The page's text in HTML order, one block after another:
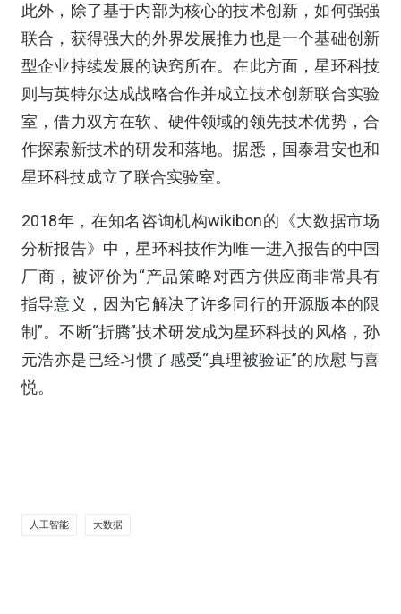
此外，除了基于内部为核心的技术创新，如何强强
联合，获得强大的外界发展推力也是一个基础创新
型企业持续发展的诀窍所在。在此方面，星环科技
则与英特尔达成战略合作并成立技术创新联合实验
室，借力双方在软、硬件领域的领先技术优势，合
作探索新技术的研发和落地。据悉，国泰君安也和
星环科技成立了联合实验室。
2018年，在知名咨询机构wikibon的《大数据市场
分析报告》中，星环科技作为唯一进入报告的中国
厂商，被评价为“产品策略对西方供应商非常具有
指导意义，因为它解决了许多同行的开源版本的限
制”。不断“折腾”技术研发成为星环科技的风格，孙
元浩亦是已经习惯了感受“真理被验证”的欣慰与喜
悦。
人工智能 大数据